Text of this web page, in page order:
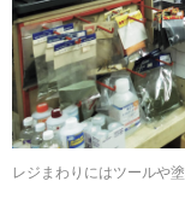
レジまわりにはツールや